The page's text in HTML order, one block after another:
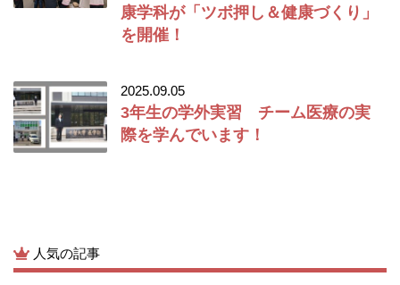
康学科が「ツボ押し＆健康づくり」
を開催！
2025.09.05
3年生の学外実習 チーム医療の実
際を学んでいます！
人気の記事